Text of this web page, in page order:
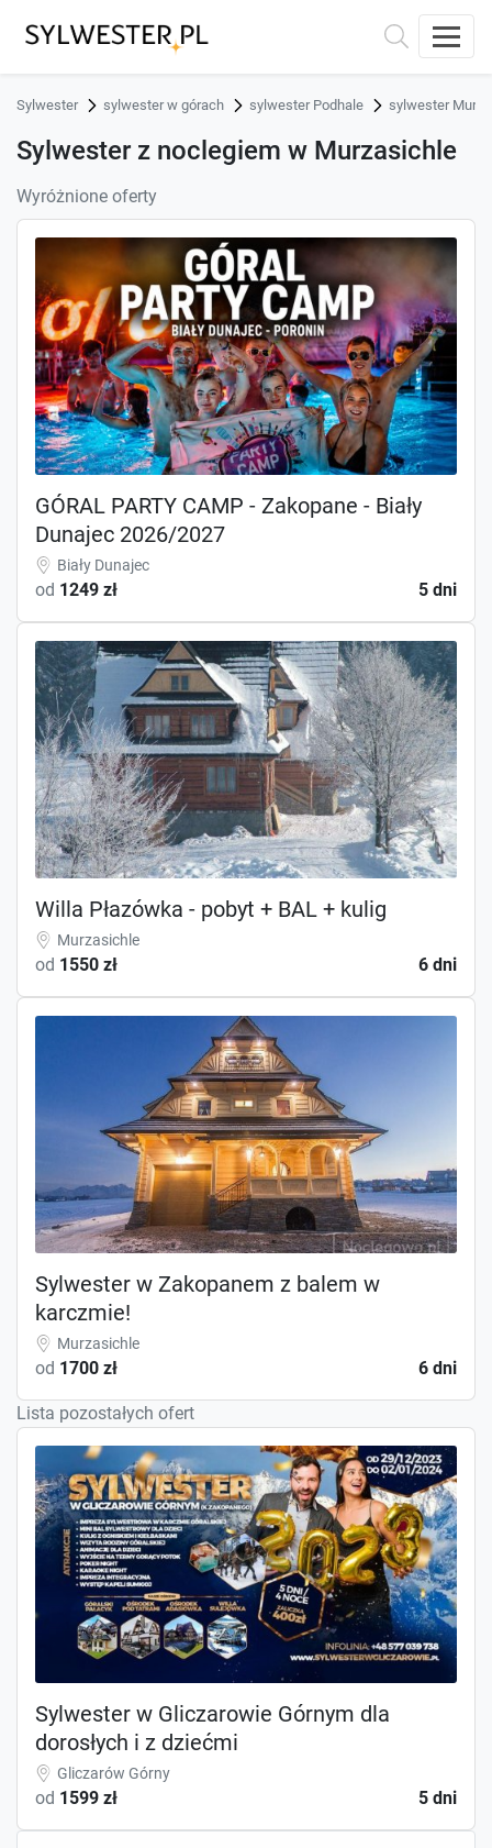
Sylwester sylwester w górach sylwester Podhale sylwester
Sylwester z noclegiem w Murzasichle
Wyróżnione oferty
GÓRAL PARTY CAMP - Zakopane - Biały
Dunajec 2026/2027
Biały Dunajec
od 1249 zł 5 dni
Willa Płazówka - pobyt + BAL + kulig
Murzasichle
od 1550 zł 6 dni
Sylwester w Zakopanem z balem w
karczmie!
Murzasichle
od 1700 zł 6 dni
Lista pozostałych ofert
Sylwester w Gliczarowie Górnym dla
dorosłych i z dziećmi
Gliczarów Górny
od 1599 zł 5 dni